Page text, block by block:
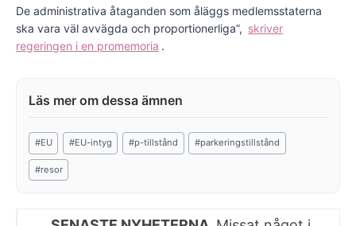
De administrativa åtaganden som åläggs medlemsstaterna
ska vara väl avvägda och proportionerliga”, skriver
regeringen i en promemoria .
Post
Tags:
#EU #EU-intyg #p-tillstånd #parkeringstillstånd
#resor